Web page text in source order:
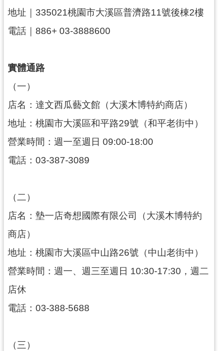
資
源
木
博
訊
公
告
志
地
出
品
與
文
創
商
品
頁
地址｜335021桃園市大溪區普濟路11號後棟2樓
電話｜886+ 03-3888600
實體通路
（一）
店名：達文西瓜藝文館（大溪木博特約商店）
地址：桃園市大溪區和平路29號（和平老街中）
營業時間：週一至週日 09:00-18:00
電話：03-387-3089
（二）
店名：墊一店奇想國際有限公司（大溪木博特約
商店）
地址：桃園市大溪區中山路26號（中山老街中）
營業時間：週一、週三至週日 10:30-17:30，週二
店休
電話：03-388-5688
（三）